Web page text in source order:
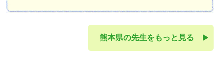
熊本県の先生をもっと見る